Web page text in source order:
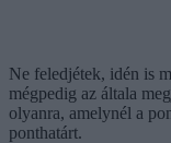
Ne feledjétek, idén is
mégpedig az általa
olyanra, amelynél a
ponthatárt.